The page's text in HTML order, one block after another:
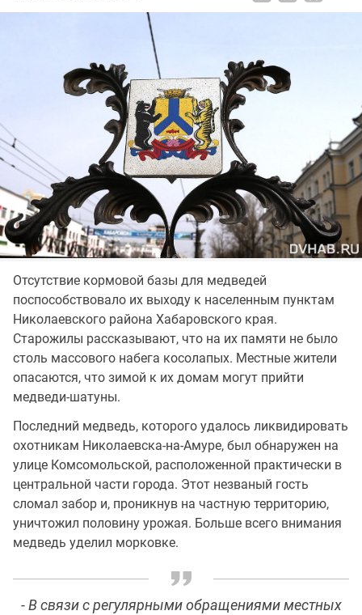
Отсутствие кормовой базы для медведей
поспособствовало их выходу к населенным пунктам
Николаевского района Хабаровского края.
Старожилы рассказывают, что на их памяти не было
столь массового набега косолапых. Местные жители
опасаются, что зимой к их домам могут прийти
медведи-шатуны.
Последний медведь, которого удалось ликвидировать
охотникам Николаевска-на-Амуре, был обнаружен на
улице Комсомольской, расположенной практически в
центральной части города. Этот незваный гость
сломал забор и, проникнув на частную территорию,
уничтожил половину урожая. Больше всего внимания
медведь уделил морковке.
- В связи с регулярными обращениями местных